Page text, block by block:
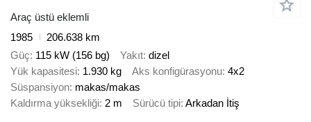
Araç üstü eklemli
1985
206.638 km
Güç 115 kW (156 bg) Yakıt dizel
Yük kapasitesi 1.930 kg Aks konfigürasyonu 4x2
Süspansiyon makas/makas
Kaldırma yüksekliği 2 m Sürücü tipi Arkadan İtiş